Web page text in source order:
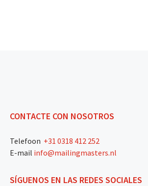
CONTACTE CON NOSOTROS
Telefoon +31 0318 412 252
E-mail info@mailingmasters.nl
SÍGUENOS EN LAS REDES SOCIALES